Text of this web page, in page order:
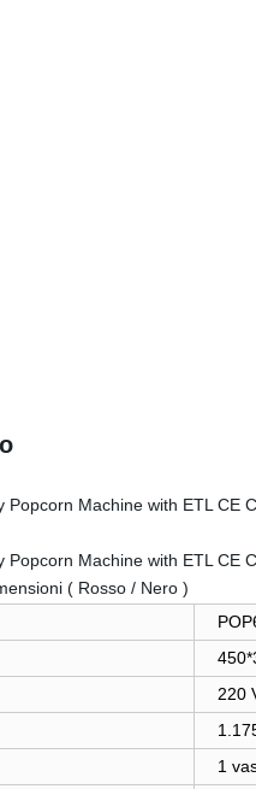
( Rosso / Nero )
220
1